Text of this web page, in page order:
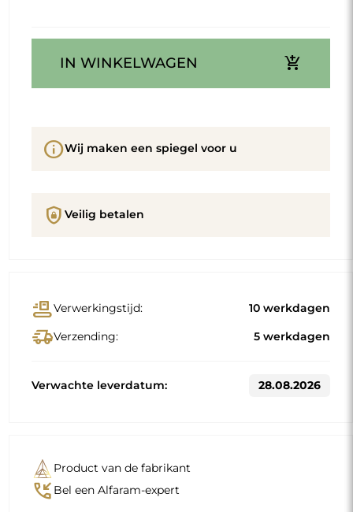
IN WINKELWAGEN add_shopping_cart
infoWij maken een spiegel voor u
shield_lock Veilig betalen
conveyor_beltVerwerkingstijd: 10 werkdagen
delivery_truck_speedVerzending: 5 werkdagen
Verwachte leverdatum: 28.08.2026
Product van de fabrikant
phone_callback Bel een Alfaram-expert